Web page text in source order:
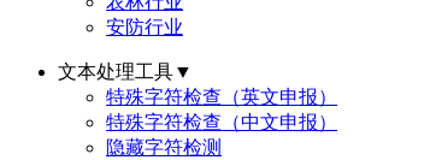
安防行业
文本处理工具▼
特殊字符检查（英文申报）
特殊字符检查（中文申报）
隐藏字符检测